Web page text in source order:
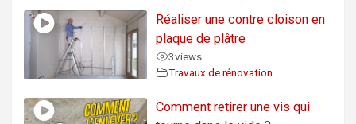
Réaliser une contre cloison en
plaque de plâtre
3views
Travaux de rénovation
Comment retirer une vis qui